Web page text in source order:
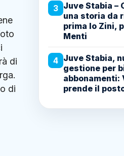
di
di
3 Juve Stabia –
una storia da
prima lo Zini,
Menti
4 Juve Stabia,
gestione per
prende il